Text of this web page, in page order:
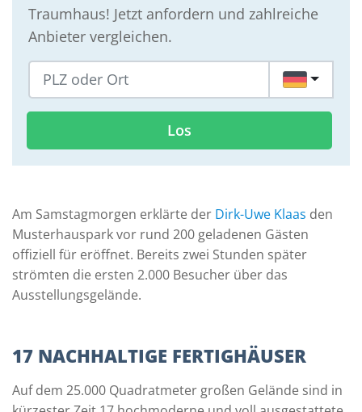
Traumhaus! Jetzt anfordern und zahlreiche
Anbieter vergleichen.
DE
Los
Am Samstagmorgen erklärte der Dirk-Uwe Klaas den
Musterhauspark vor rund 200 geladenen Gästen
offiziell für eröffnet. Bereits zwei Stunden später
strömten die ersten 2.000 Besucher über das
Ausstellungsgelände.
17 NACHHALTIGE FERTIGHÄUSER
Auf dem 25.000 Quadratmeter großen Gelände sind in